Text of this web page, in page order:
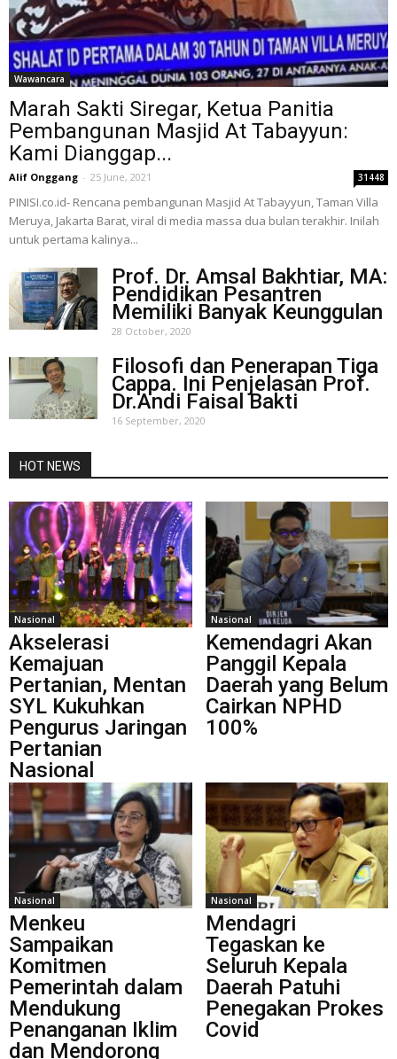
Wawancara
Marah Sakti Siregar, Ketua Panitia
Pembangunan Masjid At Tabayyun:
Kami Dianggap...
Alif Onggang - 25 June, 2021 31448
PINISI.co.id- Rencana pembangunan Masjid At Tabayyun, Taman Villa
Meruya, Jakarta Barat, viral di media massa dua bulan terakhir. Inilah
untuk pertama kalinya...
Prof. Dr. Amsal Bakhtiar, MA:
Pendidikan Pesantren
Memiliki Banyak Keunggulan
28 October, 2020
Filosofi dan Penerapan Tiga
Cappa. Ini Penjelasan Prof.
Dr.Andi Faisal Bakti
16 September, 2020
HOT NEWS
Nasional
Akselerasi
Kemajuan
Pertanian, Mentan
SYL Kukuhkan
Pengurus Jaringan
Pertanian
Nasional
Nasional
Kemendagri Akan
Panggil Kepala
Daerah yang Belum
Cairkan NPHD
100%
Nasional
Menkeu
Sampaikan
Komitmen
Pemerintah dalam
Mendukung
Penanganan Iklim
dan Mendorong
Nasional
Mendagri
Tegaskan ke
Seluruh Kepala
Daerah Patuhi
Penegakan Prokes
Covid